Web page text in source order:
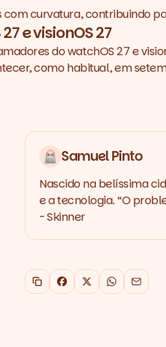
com curvatura, contribuindo
e visionOS 27
do watchOS 27 e
como habitual, em
Samuel Pinto
Nascido na belíssima
e a tecnologia. “O
- Skinner
Copiar link
Facebook
X WhatsApp
Email